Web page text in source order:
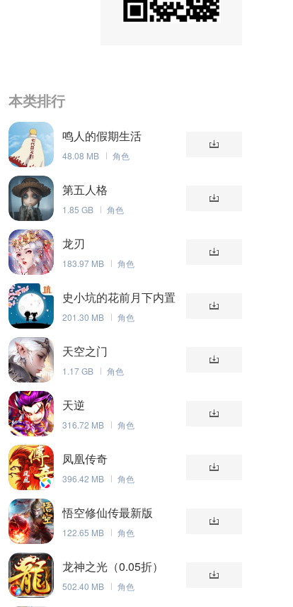
本类排行
鸣人的假期生活
48.08 MB 角色
第五人格
1.85 GB 角色
龙刃
183.97 MB 角色
史小坑的花前月下内置
菜单版
201.30 MB 角色
天空之门
1.17 GB 角色
天逆
316.72 MB 角色
凤凰传奇
396.42 MB 角色
悟空修仙传最新版
122.65 MB 角色
龙神之光（0.05折）
502.40 MB 角色